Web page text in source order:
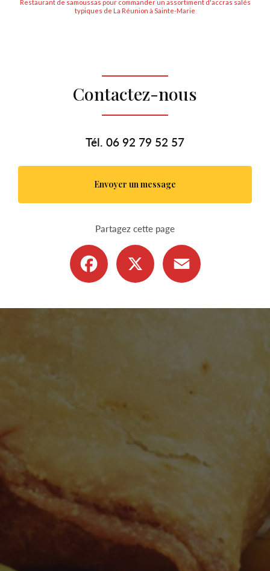
Restaurant de samoussas pour commander un assortiment d'accras salés
typiques de La Réunion à Sainte-Marie
Contactez-nous
Tél. 06 92 79 52 57
Envoyer un message
Partagez cette page
Facebook